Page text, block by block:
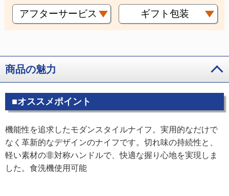
アフターサービス ギフト包装
商品の魅力
■オススメポイント
機能性を追求したモダンスタイルナイフ。実用的なだけで
なく革新的なデザインのナイフです。切れ味の持続性と、
軽い素材の非対称ハンドルで、快適な握り心地を実現しま
した。食洗機使用可能